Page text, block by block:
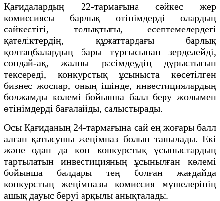
Қағидалардың 22-тармағына сәйкес жер
комиссиясы барлық өтінімдерді олардың
сәйкестігі, толықтығы, есептемелердегі
қателіктердің, құжаттардағы барлық
қолтаңбалардың бары тұрғысынан зерделейді,
сондай-ақ, жалпы рәсімдеудің дұрыстығын
тексереді, конкурстық ұсыныста көсетілген
бизнес жоспар, оның ішінде, инвестициялардың
болжамды көлемі бойынша балл беру жолымен
өтінімдерді бағалайды, салыстырады.
Осы Қағиданың 24-тармағына сай ең жоғары балл
алған қатысушы жеңімпаз болып танылады. Екі
және одан да көп конкурстық ұсыныстардың
тартылатын инвестицияның ұсынылған көлемі
бойынша балдары тең болған жағдайда
конкурстың жеңімпазы комиссия мүшелерінің
ашық дауыс беруі арқылы анықталады.